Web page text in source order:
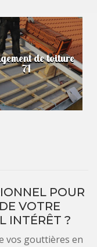
de toiture
71
POUR
VOTRE
INTÉRÊT ?
vos gouttières en